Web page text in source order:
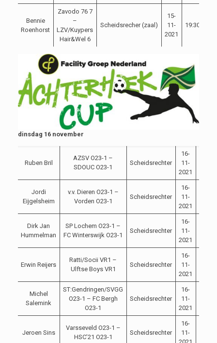
Bennie
Roenhorst
Zavodo 76 7
–
LZV/Kuypers
Hair&Wel 6
Scheidsrecher (zaal)
15-
11-
2021
19:30
dinsdag 16 november
Ruben Bril
AZSV O23-1 –
SDOUC O23-1
Scheidsrechter
16-
11-
2021
Jordi
Eijgelsheim
v.v. Dieren O23-1 –
Vorden O23-1
Scheidsrechter
16-
11-
2021
Dirk Jan
Hummelman
SP Lochem O23-1 –
FC Winterswijk O23-1
Scheidsrechter
16-
11-
2021
Erwin Reijers
Ratti/Socii VR1 –
Ulftse Boys VR1
Scheidsrechter
16-
11-
2021
Michel
Salemink
ST:Gendringen/SVGG
O23-1 – FC Bergh
O23-1
Scheidsrechter
16-
11-
2021
Jeroen Sins
Varsseveld O23-1 –
HSC’21 O23-1
Scheidsrechter
16-
11-